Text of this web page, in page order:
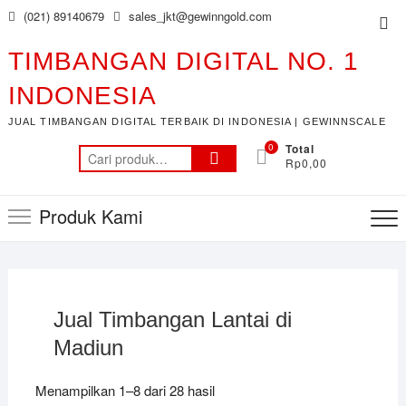
Skip
content
(021) 89140679 sales_jkt@gewinngold.com
TIMBANGAN DIGITAL NO. 1
INDONESIA
JUAL TIMBANGAN DIGITAL TERBAIK DI INDONESIA | GEWINNSCALE
Pencarian
untuk:
0 Total
Rp0,00
Produk Kami
Jual Timbangan Lantai di
Madiun
Menampilkan 1–8 dari 28 hasil